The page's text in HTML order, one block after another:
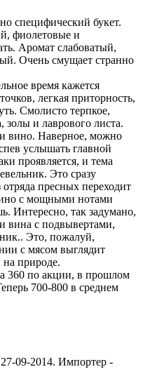
специфический букет.
фиолетовые и
Аромат слабоватый,
Очень смущает странно
время кажется
легкая приторность,
Смолисто терпкое,
золы и лаврового листа.
вино. Наверное, можно
услышать главной
проявляется, и тема
Это сразу
пресных переходит
с мощными нотами
Интересно, так задумано,
вина с подвывертами,
Это, пожалуй,
с мясом выглядит
на природе.
360 по акции, в прошлом
700-800 в среднем
09-2014. Импортер -